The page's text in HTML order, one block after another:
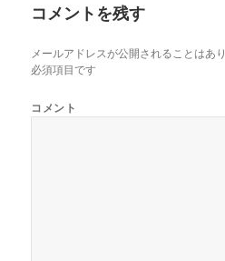
コメントを残す
メールアドレスが公開されることはあり
必須項目です
コメント